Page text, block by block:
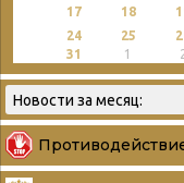
17
18
24 25
31
1